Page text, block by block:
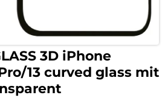
3D iPhone
13 curved glass mit